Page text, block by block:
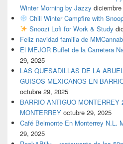
Winter Morning by Jazzy
Chill Winter Campfire with
Snoozi Lofi for Work & Study
Feliz navidad familia de
El MEJOR Buffet de la Carretera
29, 2025
LAS QUESADILLAS DE LA
GUISOS MEXICANOS EN
octubre 29, 2025
BARRIO ANTIGUO MONTERREY
MONTERREY octubre 29, 2025
Café Belmonte En Monterrey N.L.
29, 2025